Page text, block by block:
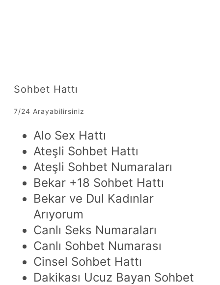
Sohbet Hattı
7/24 Arayabilirsiniz
Alo Sex Hattı
Ateşli Sohbet Hattı
Ateşli Sohbet Numaraları
Bekar +18 Sohbet Hattı
Bekar ve Dul Kadınlar
Arıyorum
Canlı Seks Numaraları
Canlı Sohbet Numarası
Cinsel Sohbet Hattı
Dakikası Ucuz Bayan Sohbet